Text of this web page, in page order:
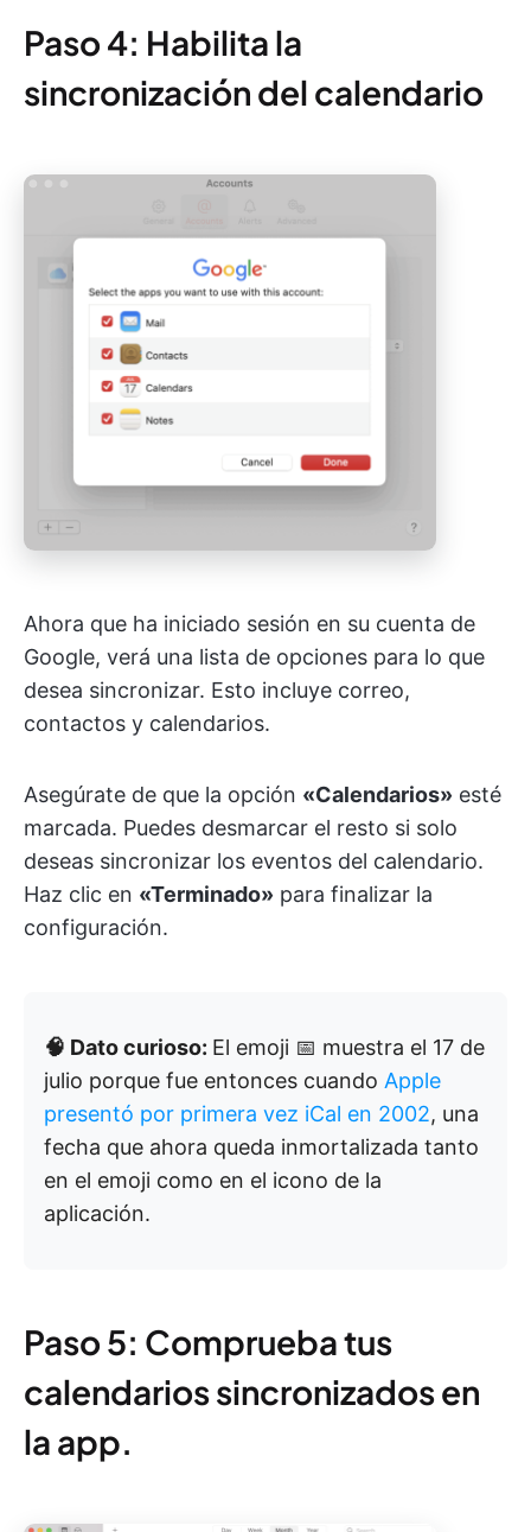
Paso 4: Habilita la
sincronización del calendario
Ahora que ha iniciado sesión en su cuenta de
Google, verá una lista de opciones para lo que
desea sincronizar. Esto incluye correo,
contactos y calendarios.
Asegúrate de que la opción «Calendarios» esté
marcada. Puedes desmarcar el resto si solo
deseas sincronizar los eventos del calendario.
Haz clic en «Terminado» para finalizar la
configuración.
🧠 Dato curioso: El emoji 📅 muestra el 17 de
julio porque fue entonces cuando Apple
presentó por primera vez iCal en 2002, una
fecha que ahora queda inmortalizada tanto
en el emoji como en el icono de la
aplicación.
Paso 5: Comprueba tus
calendarios sincronizados en
la app.